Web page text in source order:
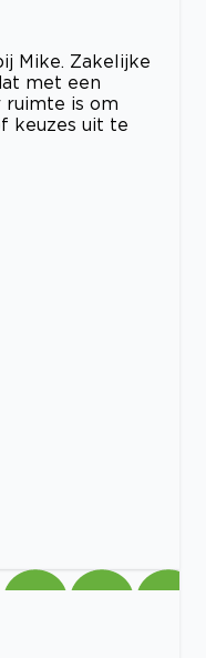
Mike. Zakelijke
met een
is om
keuzes uit te